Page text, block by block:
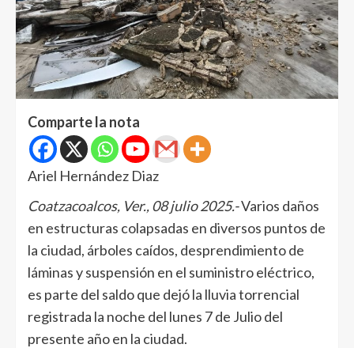
Comparte la nota
Ariel Hernández Diaz
Coatzacoalcos, Ver., 08 julio 2025.-Varios daños
en estructuras colapsadas en diversos puntos de
la ciudad, árboles caídos, desprendimiento de
láminas y suspensión en el suministro eléctrico,
es parte del saldo que dejó la lluvia torrencial
registrada la noche del lunes 7 de Julio del
presente año en la ciudad.